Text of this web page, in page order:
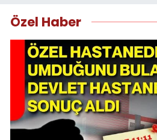
Özel Haber